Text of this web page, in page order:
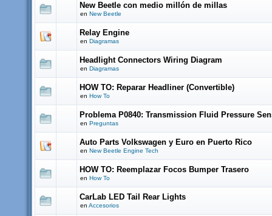
New Beetle con medio millón de millas
en New Beetle
Relay Engine
en Diagramas
Headlight Connectors Wiring Diagram
en Diagramas
HOW TO: Reparar Headliner (Convertible)
en How To
Problema P0840: Transmission Fluid Pressure
en Preguntas
Auto Parts Volkswagen y Euro en Puerto Rico
en New Beetle Engine Tech
HOW TO: Reemplazar Focos Bumper Trasero
en How To
CarLab LED Tail Rear Lights
en Accesorios